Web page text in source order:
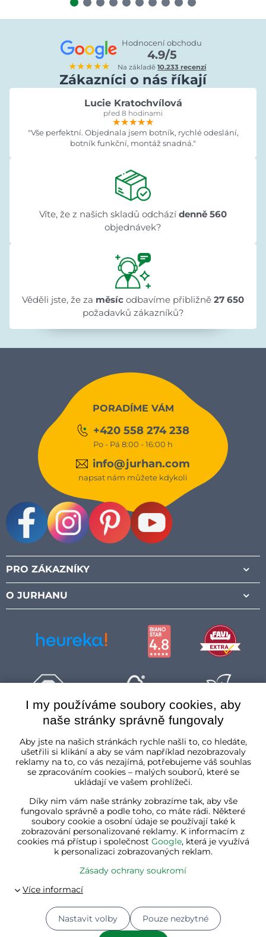
★★★★★
Hodnocení obchodu
4.9/5
Na základě10.233 recenzí
Zákazníci o nás říkají
Lucie Kratochvílová
před 8 hodinami
★★★★★
★★★★★
★★★★★
"Vše perfektní. Objednala jsem botník, rychlé odeslání,
botník funkční, montáž snadná."
Víte, že z našich skladů odchází denně 560
objednávek?
Věděli jste, že za měsíc odbavíme přibližně 27 650
požadavků zákazníků?
PORADÍME VÁM
+420 558 274 238
Po - Pá 8:00 - 16:00 h
info@jurhan.com
napsat nám můžete kdykoli
PRO ZÁKAZNÍKY
O JURHANU
I my používáme soubory cookies, aby
naše stránky správně fungovaly
Aby jste na našich stránkách rychle našli to, co hledáte,
ušetřili si klikání a aby se vám například nezobrazovaly
reklamy na to, co vás nezajímá, potřebujeme váš souhlas
se zpracováním cookies – malých souborů, které se
ukládají ve vašem prohlížeči.
Díky nim vám naše stránky zobrazíme tak, aby vše
fungovalo správně a podle toho, co máte rádi. Některé
soubory cookie a osobní údaje se používají také k
zobrazování personalizované reklamy. K informacím z
cookies má přístup i společnost Google, která je využívá
k personalizaci zobrazovaných reklam.
Zásady ochrany soukromí
Nastavit volby Pouze nezbytné